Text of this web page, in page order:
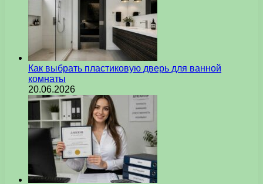
Как выбрать пластиковую дверь для ванной
комнаты
20.06.2026